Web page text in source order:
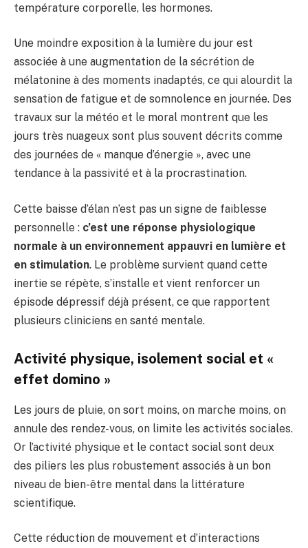
température corporelle, les hormones.
Une moindre exposition à la lumière du jour est
associée à une augmentation de la sécrétion de
mélatonine à des moments inadaptés, ce qui alourdit la
sensation de fatigue et de somnolence en journée. Des
travaux sur la météo et le moral montrent que les
jours très nuageux sont plus souvent décrits comme
des journées de « manque d’énergie », avec une
tendance à la passivité et à la procrastination.
Cette baisse d’élan n’est pas un signe de faiblesse
personnelle : c’est une réponse physiologique
normale à un environnement appauvri en lumière et
en stimulation. Le problème survient quand cette
inertie se répète, s’installe et vient renforcer un
épisode dépressif déjà présent, ce que rapportent
plusieurs cliniciens en santé mentale.
Activité physique, isolement social et «
effet domino »
Les jours de pluie, on sort moins, on marche moins, on
annule des rendez-vous, on limite les activités sociales.
Or l’activité physique et le contact social sont deux
des piliers les plus robustement associés à un bon
niveau de bien-être mental dans la littérature
scientifique.
Cette réduction de mouvement et d’interactions